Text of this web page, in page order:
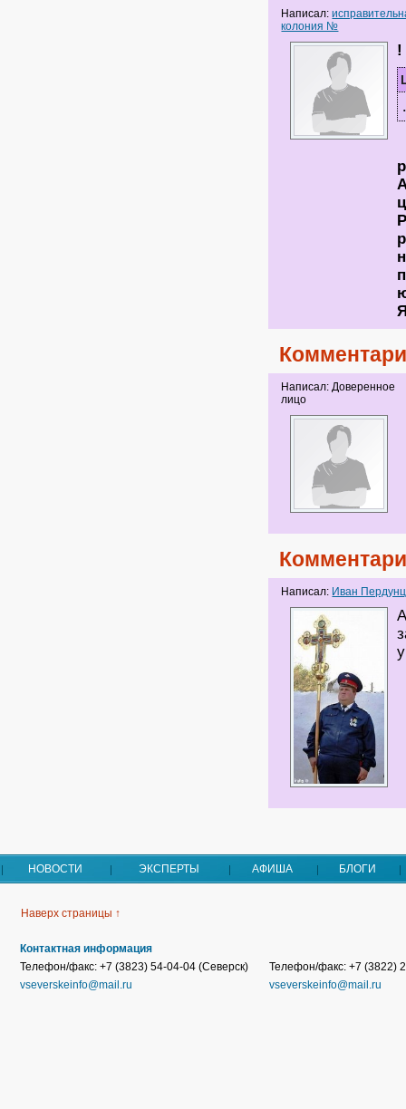
Написал:
колония №
!
Написал: Доверенное
лицо
Написал: Иван
НОВОСТИ ЭКСПЕРТЫ АФИША БЛОГИ
Наверх страницы ↑
Контактная информация
Телефон/факс: +7 (3823) 54-04-04 (Северск)
vseverskeinfo@mail.ru
Телефон/факс: +7 (3822)
vseverskeinfo@mail.ru